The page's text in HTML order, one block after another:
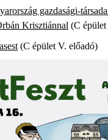
gazdasági-
Krisztiánnal (C
(C épület V. előadó)